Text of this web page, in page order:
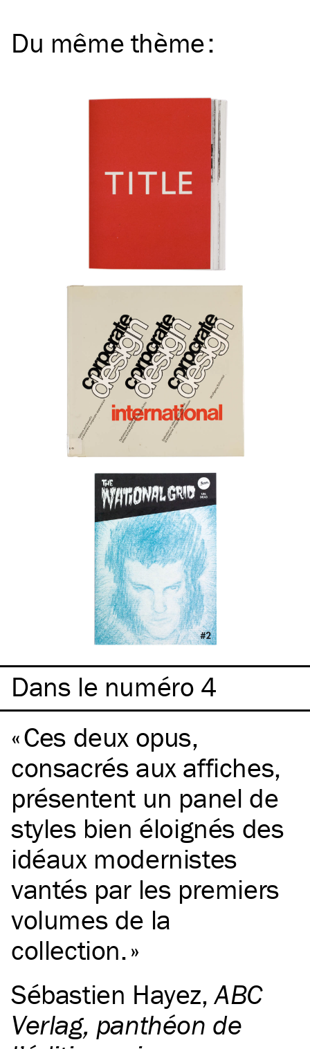
Du même thème:
Dans le numéro 4
Ces deux opus,
consacrés aux affiches,
présentent un panel de
styles bien éloignés des
idéaux modernistes
vantés par les premiers
volumes de la
collection.
Sébastien Hayez,ABC
Verlag, panthéon de